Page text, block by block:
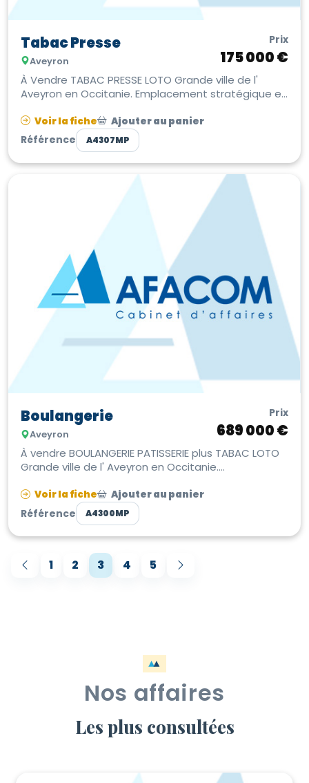
Tabac Presse
Aveyron
Prix
175 000 €
À Vendre TABAC PRESSE LOTO Grande ville de l'
Aveyron en Occitanie. Emplacement stratégique en
Voir la fiche Ajouter au panier
Référence A4307MP
Boulangerie
Aveyron
Prix
689 000 €
À vendre BOULANGERIE PATISSERIE plus TABAC LOTO
Grande ville de l' Aveyron en Occitanie.
Voir la fiche Ajouter au panier
Référence A4300MP
1 2 3 4 5
Nos affaires
Les plus consultées